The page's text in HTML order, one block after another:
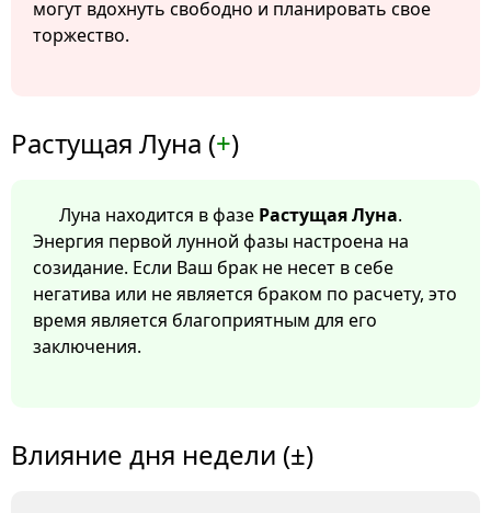
могут вдохнуть свободно и планировать свое
торжество.
Растущая Луна (+)
Луна находится в фазе Растущая Луна.
Энергия первой лунной фазы настроена на
созидание. Если Ваш брак не несет в себе
негатива или не является браком по расчету, это
время является благоприятным для его
заключения.
Влияние дня недели (±)